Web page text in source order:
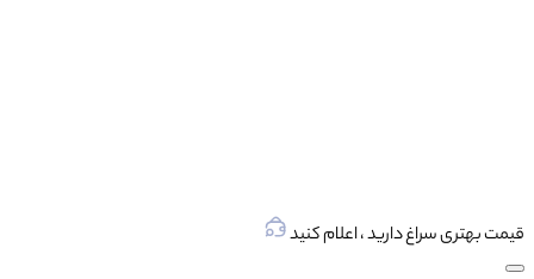
قیمت بهتری سراغ دارید ، اعلام کنید